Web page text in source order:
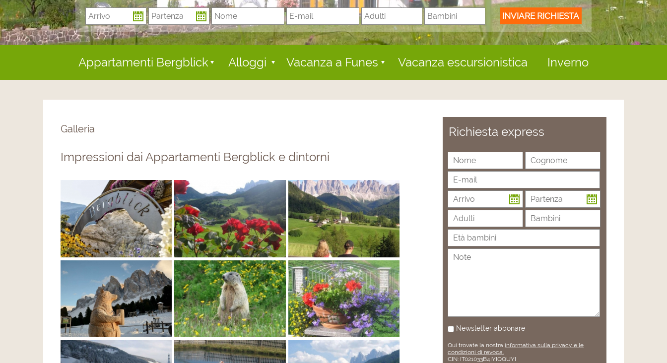
INVIARE RICHIESTA
Appartamenti Bergblick Alloggi Vacanza a Funes Vacanza escursionistica Inverno
Galleria
Impressioni dai Appartamenti Bergblick e dintorni
Richiesta express
Newsletter abbonare
Qui trovate la nostra informativa sulla privacy e le
condizioni di revoca.
CIN: IT021033B4IYIQQUYI